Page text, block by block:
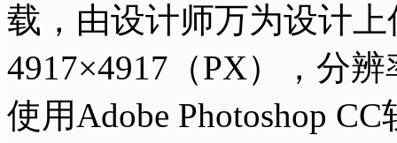
载，由设计师万为设计
4917×4917（PX），分
使用Adobe Photoshop